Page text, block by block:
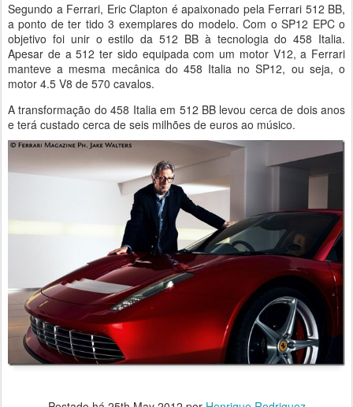
Segundo a Ferrari, Eric Clapton é apaixonado pela Ferrari 512 BB,
a ponto de ter tido 3 exemplares do modelo. Com o SP12 EPC o
objetivo foi unir o estilo da 512 BB à tecnologia do 458 Italia.
Apesar de a 512 ter sido equipada com um motor V12, a Ferrari
manteve a mesma mecânica do 458 Italia no SP12, ou seja, o
motor 4.5 V8 de 570 cavalos.
A transformação do 458 Italia em 512 BB levou cerca de dois anos
e terá custado cerca de seis milhões de euros ao músico.